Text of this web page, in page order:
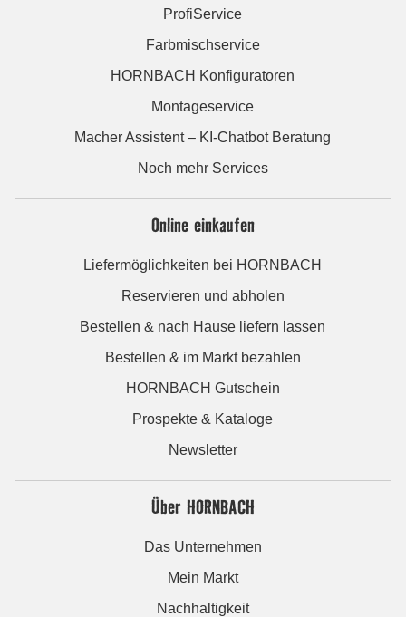
ProfiService
Farbmischservice
HORNBACH Konfiguratoren
Montageservice
Macher Assistent – KI-Chatbot Beratung
Noch mehr Services
Online einkaufen
Liefermöglichkeiten bei HORNBACH
Reservieren und abholen
Bestellen & nach Hause liefern lassen
Bestellen & im Markt bezahlen
HORNBACH Gutschein
Prospekte & Kataloge
Newsletter
Über HORNBACH
Das Unternehmen
Mein Markt
Nachhaltigkeit